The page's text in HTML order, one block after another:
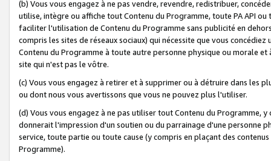
(b) Vous vous engagez à ne pas vendre, revendre, redistribuer,
utilise, intègre ou affiche tout Contenu du Programme, toute PA API
faciliter l'utilisation de Contenu du Programme sans publicité en
compris les sites de réseaux sociaux) qui nécessite que vous
Contenu du Programme à toute autre personne physique ou morale
site qui n'est pas le vôtre.
(c) Vous vous engagez à retirer et à supprimer ou à détruire dans les
ou dont nous vous avertissons que vous ne pouvez plus l'utiliser.
(d) Vous vous engagez à ne pas utiliser tout Contenu du Programme,
donnerait l'impression d'un soutien ou du parrainage d'une personne
service, toute partie ou toute cause (y compris en plaçant des
Programme).